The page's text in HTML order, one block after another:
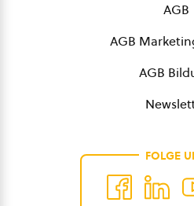
AGB
AGB
AGB
FOLGE